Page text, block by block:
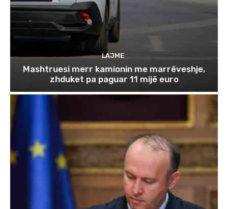
LAJME
Mashtruesi merr kamionin me marrëveshje,
zhduket pa paguar 11 mijë euro